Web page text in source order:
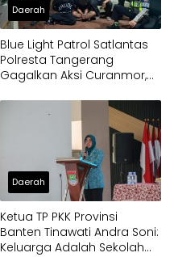
Daerah
Blue Light Patrol Satlantas
Polresta Tangerang
Gagalkan Aksi Curanmor,
Daerah
Ketua TP PKK Provinsi
Banten Tinawati Andra Soni:
Keluarga Adalah Sekolah